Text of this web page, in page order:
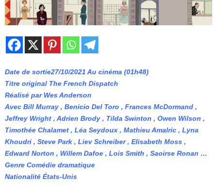
Date de sortie27/10/2021 Au cinéma (01h48)
Titre original The French Dispatch
Réalisé par Wes Anderson
Avec Bill Murray , Benicio Del Toro , Frances McDormand ,
Jeffrey Wright , Adrien Brody , Tilda Swinton , Owen Wilson ,
Timothée Chalamet , Léa Seydoux , Mathieu Amalric , Lyna
Khoudri , Steve Park , Liev Schreiber , Elisabeth Moss ,
Edward Norton , Willem Dafoe , Lois Smith , Saoirse Ronan …
Genre Comédie dramatique
Nationalité États-Unis